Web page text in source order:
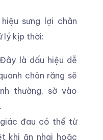
sưng lợi chân
lý kịp thời:
Đây là dấu hiệu dễ
chân răng sẽ
thường, sờ vào
đau có thể từ
khi ăn nhai hoặc